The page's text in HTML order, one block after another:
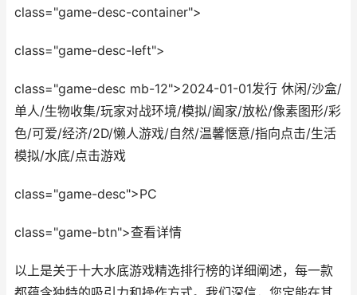
class="game-desc-container">
class="game-desc-left">
class="game-desc mb-12">2024-01-01发行 休闲/沙盒/
单人/生物收集/玩家对战环境/模拟/阖家/放松/像素图形/彩
色/可爱/经济/2D/懒人游戏/自然/温馨惬意/指向点击/生活
模拟/水底/点击游戏
class="game-desc">PC
class="game-btn">查看详情
以上是关于十大水底游戏精选排行榜的详细阐述，每一款